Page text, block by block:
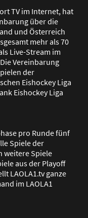
TV im Internet, hat
über die
und Österreich
mehr als 70
Live-Stream im
Vereinbarung
der
Eishockey Liga
Eishockey Liga
pro Runde fünf
Spiele der
weitere Spiele
aus der Playoff
LAOLA1.tv ganze
im LAOLA1